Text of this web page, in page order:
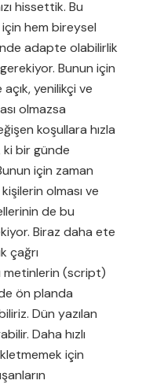
hissettik. Bu
hem bireysel
adapte olabilirlik
Bunun için
yenilikçi ve
olmazsa
koşullara hızla
ki bir günde
için zaman
olması ve
de bu
Biraz daha ete
çağrı
metinlerin (script)
ön planda
Dün yazılan
Daha hızlı
için